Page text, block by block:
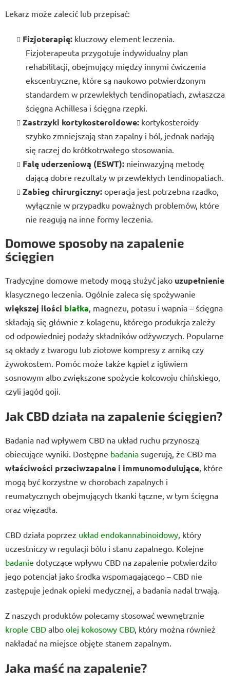
Lekarz może zalecić lub przepisać:
Fizjoterapię: kluczowy element leczenia.
Fizjoterapeuta przygotuje indywidualny plan
rehabilitacji, obejmujący między innymi ćwiczenia
ekscentryczne, które są naukowo potwierdzonym
standardem w przewlekłych tendinopatiach, zwłaszcza
ścięgna Achillesa i ścięgna rzepki.
Zastrzyki kortykosteroidowe: kortykosteroidy
szybko zmniejszają stan zapalny i ból, jednak nadają
się raczej do krótkotrwałego stosowania.
Falę uderzeniową (ESWT): nieinwazyjną metodę
dającą dobre rezultaty w przewlekłych tendinopatiach.
Zabieg chirurgiczny: operacja jest potrzebna rzadko,
wyłącznie w przypadku poważnych problemów, które
nie reagują na inne formy leczenia.
Domowe sposoby na zapalenie
ścięgien
Tradycyjne domowe metody mogą służyć jako uzupełnienie
klasycznego leczenia. Ogólnie zaleca się spożywanie
większej ilości białka, magnezu, potasu i wapnia – ścięgna
składają się głównie z kolagenu, którego produkcja zależy
od odpowiedniej podaży składników odżywczych. Popularne
są okłady z twarogu lub ziołowe kompresy z arniką czy
żywokostem. Pomóc może także kąpiel z igliwiem
sosnowym albo zwiększone spożycie kolcowoju chińskiego,
czyli jagód goji.
Jak CBD działa na zapalenie ścięgien?
Badania nad wpływem CBD na układ ruchu przynoszą
obiecujące wyniki. Dostępne badania sugerują, że CBD ma
właściwości przeciwzapalne i immunomodulujące, które
mogą być korzystne w chorobach zapalnych i
reumatycznych obejmujących tkanki łączne, w tym ścięgna
oraz więzadła.
CBD działa poprzez układ endokannabinoidowy, który
uczestniczy w regulacji bólu i stanu zapalnego. Kolejne
badanie dotyczące wpływu CBD na zapalenie potwierdziło
jego potencjał jako środka wspomagającego – CBD nie
zastępuje jednak opieki medycznej, a badania nadal trwają.
Z naszych produktów polecamy stosować wewnętrznie
krople CBD albo olej kokosowy CBD, który można również
nakładać na miejsce objęte stanem zapalnym.
Jaka maść na zapalenie?